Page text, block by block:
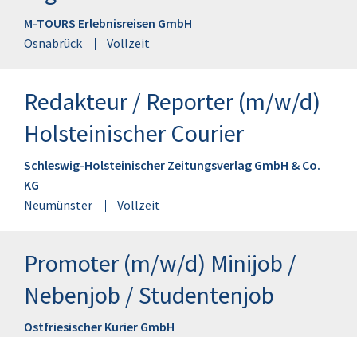
M-TOURS Erlebnisreisen GmbH
Osnabrück
Vollzeit
Redakteur / Reporter (m/w/d)
Holsteinischer Courier
Schleswig-Holsteinischer Zeitungsverlag GmbH & Co.
KG
Neumünster
Vollzeit
Promoter (m/w/d) Minijob /
Nebenjob / Studentenjob
Ostfriesischer Kurier GmbH